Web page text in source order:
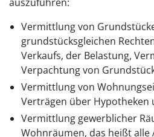
Vermittlung von
grundstücksgleichen
Verkaufs, der Belastung,
Verpachtung von
Vermittlung von
Verträgen über Hypotheken
Vermittlung gewerblicher
Wohnräumen, das heißt alle